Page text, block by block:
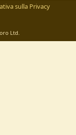
sulla Privacy
Ltd.